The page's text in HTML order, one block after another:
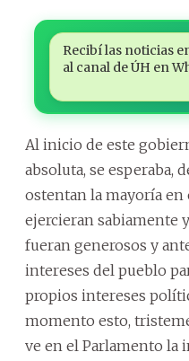
Recibí las noticias
al canal de ÚH en
Al inicio de este
absoluta, se esperaba,
ostentan la mayoría en
ejercieran sabiamente
fueran generosos y
intereses del pueblo
propios intereses
momento esto,
ve en el Parlamento la